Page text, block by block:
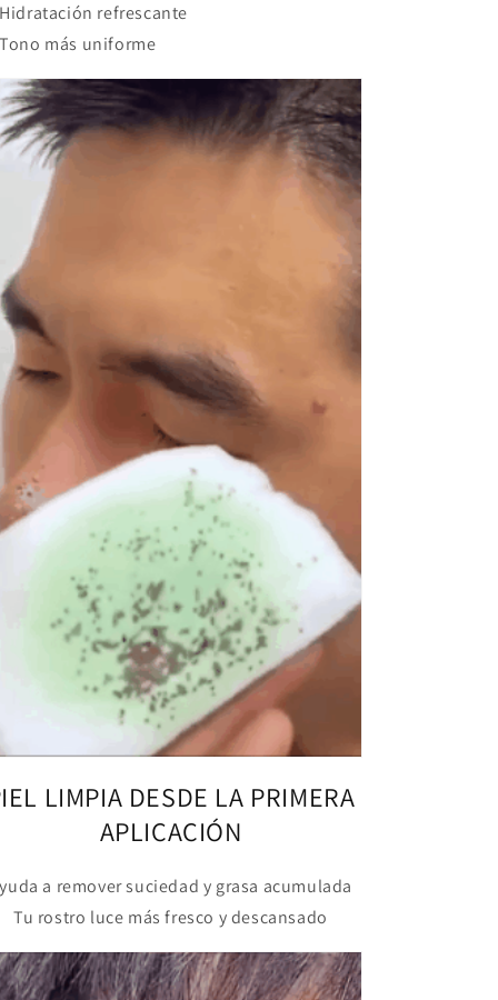
refrescante
más uniforme
LIMPIA DESDE LA PRIMERA
APLICACIÓN
a remover suciedad y grasa acumulada
Tu rostro luce más fresco y descansado